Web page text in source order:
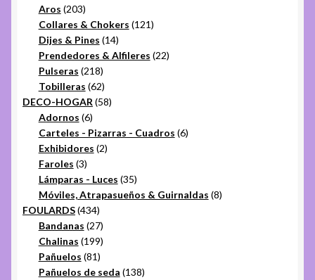
Aros 203203
productos
Collares & Chokers 121121
Dijes & Pines 1414
productos
Prendedores & Alfileres 2222
Pulseras 218218
productos
Tobilleras 6262
productos
DECO-HOGAR 5858
Adornos 66
productos
Carteles - Pizarras - Cuadros 66
Exhibidores 22
Faroles 33
productos
Lámparas - Luces 3535
productos
Móviles, Atrapasueños & Guirnaldas 88
FOULARDS 434434
productos
Bandanas 2727
productos
Chalinas 199199
productos
Pañuelos 8181
productos
Pañuelos de seda 138138